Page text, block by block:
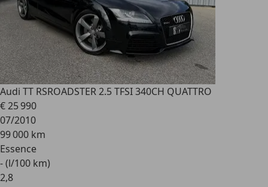
Audi TT RSROADSTER 2.5 TFSI 340CH QUATTRO
€ 25 990
07/2010
99 000 km
Essence
- (l/100 km)
2,8